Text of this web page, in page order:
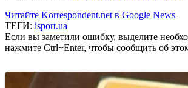
Читайте Korrespondent.net в Google News
ТЕГИ: isport.ua
Если вы заметили ошибку, выделите
нажмите Ctrl+Enter, чтобы сообщить об